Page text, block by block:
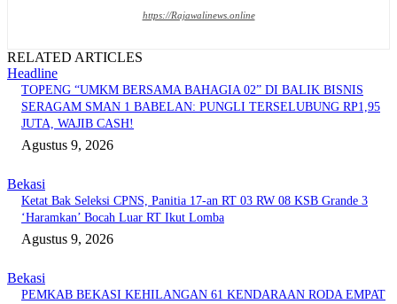
https://Rajawalinews.online
RELATED ARTICLES
Headline
TOPENG “UMKM BERSAMA BAHAGIA 02” DI BALIK BISNIS
SERAGAM SMAN 1 BABELAN: PUNGLI TERSELUBUNG RP1,95
JUTA, WAJIB CASH!
Agustus 9, 2026
Bekasi
Ketat Bak Seleksi CPNS, Panitia 17-an RT 03 RW 08 KSB Grande 3
‘Haramkan’ Bocah Luar RT Ikut Lomba
Agustus 9, 2026
Bekasi
PEMKAB BEKASI KEHILANGAN 61 KENDARAAN RODA EMPAT